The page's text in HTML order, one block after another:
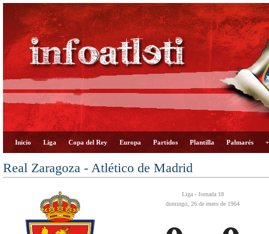
Inicio Liga Copa del Rey Europa Partidos Plantilla Palmarés
Real Zaragoza - Atlético de Madrid
Liga - Jornada 18
domingo, 26 de enero de 1964